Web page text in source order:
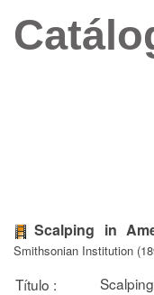
Scalping in
Smithsonian Institution
Título :